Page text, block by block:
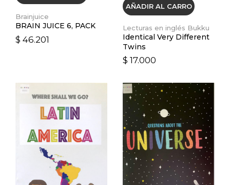
Brainjuice
BRAIN JUICE 6, PACK
$ 46.201
AÑADIR AL CARRO
Lecturas en inglés Bukku
Identical Very Different
Twins
$ 17.000
VER DETALLES VER DETALLES